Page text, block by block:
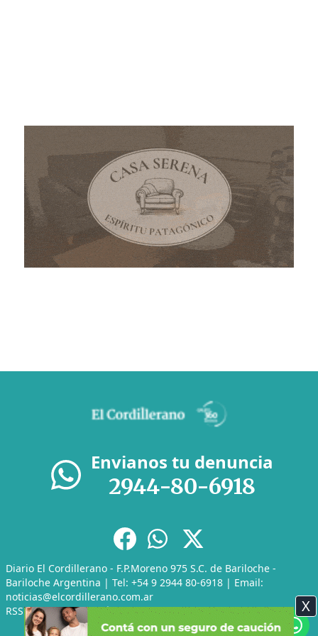
Envianos tu denuncia
2944-80-6918
Diario El Cordillerano - F.P.Moreno 975 S.C. de Bariloche -
Bariloche Argentina | Tel: +54 9 2944 80-6918 | Email:
noticias@elcordillerano.com.ar
RSS|Media Kit|Políticas de Privacidad|Archivo
X